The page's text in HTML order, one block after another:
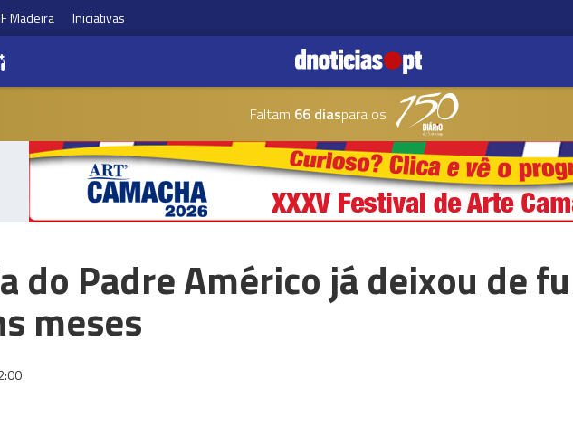
Madeira Iniciativas
Faltam 66 diaspara os
do Padre Américo já deixou de
meses